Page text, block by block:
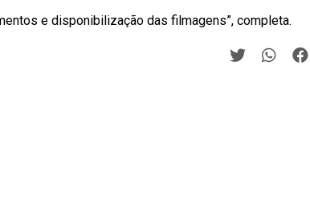
e disponibilização das filmagens”, completa.